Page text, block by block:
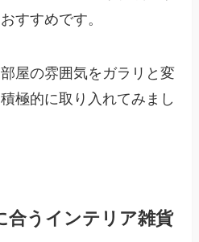
すすめです。
屋の雰囲気をガラリと変
極的に取り入れてみまし
合うインテリア雑貨